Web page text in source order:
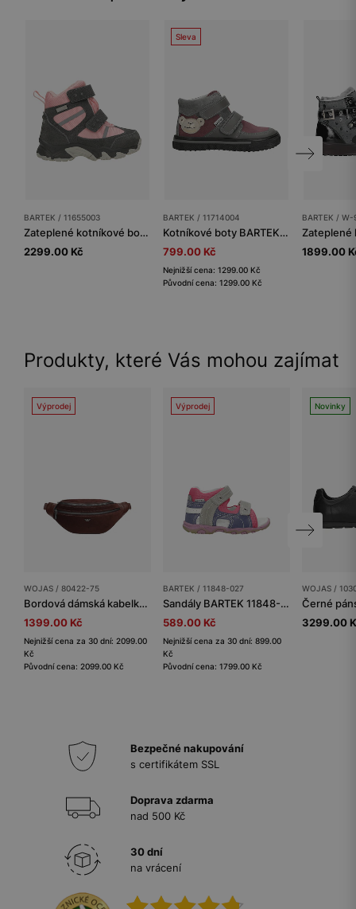
BARTEK / 11655003
Zateplené kotníkové boty BARTEK 11655003, pro dívky, šedo-růžové
2299.00 Kč
Sleva
BARTEK / 11714004
Kotníkové boty BARTEK 11714004, pro dívky, fialovo-šedé
799.00 Kč
Nejnižší cena: 1299.00 Kč
Původní cena: 1299.00 Kč
BARTEK /
1899.00
Produkty, které Vás mohou zajímat
Výprodej
WOJAS / 80422-75
Bordová dámská kabelka z velurové useně a lícové kůže
1399.00 Kč
Nejnižší cena za 30 dní: 2099.00
Kč
Původní cena: 2099.00 Kč
Výprodej
BARTEK / 11848-027
Sandály BARTEK 11848-027, pro dívky, růžovo-fialovo-šedé
589.00 Kč
Nejnižší cena za 30 dní: 899.00
Kč
Původní cena: 1799.00 Kč
Novinky
WOJAS /
3299.00
Bezpečné nakupování
s certifikátem SSL
Doprava zdarma
nad 500 Kč
30 dní
na vrácení